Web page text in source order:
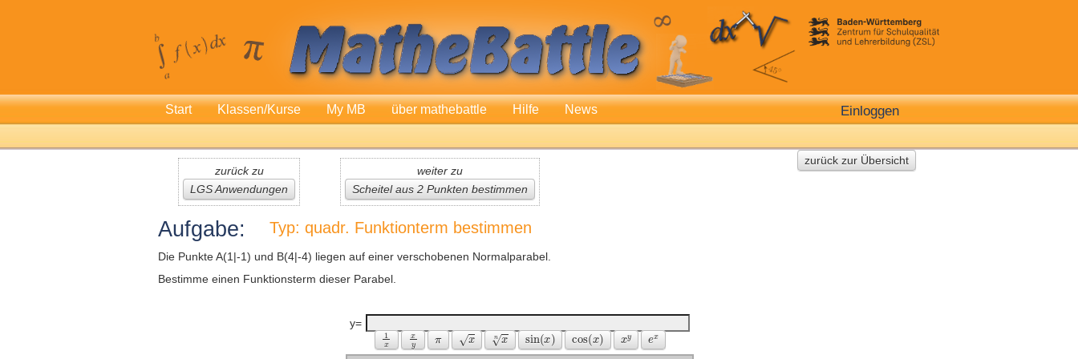
Start Klassen/Kurse My MB über mathebattle Hilfe News Einloggen
zurück zur Übersicht
zurück zu
LGS Anwendungen
weiter zu
Scheitel aus 2 Punkten bestimmen
Aufgabe: Typ: quadr. Funktionterm bestimmen
Die Punkte A(1|-1) und B(4|-4) liegen auf einer verschobenen Normalparabel.
Bestimme einen Funktionsterm dieser Parabel.
y=